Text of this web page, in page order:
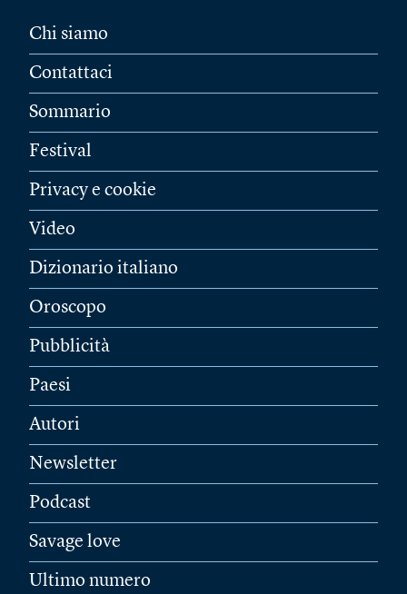
Chi siamo
Contattaci
Sommario
Festival
Privacy e cookie
Video
Dizionario italiano
Oroscopo
Pubblicità
Paesi
Autori
Newsletter
Podcast
Savage love
Ultimo numero